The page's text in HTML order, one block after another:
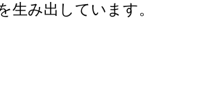
み出しています。